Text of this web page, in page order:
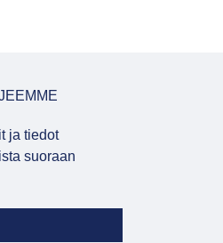
ja tiedot
suoraan